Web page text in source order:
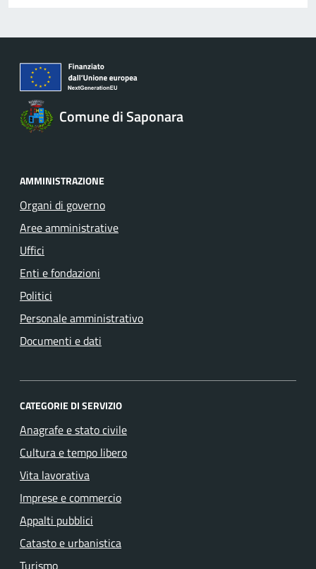
Comune di Saponara
AMMINISTRAZIONE
Organi di governo
Aree amministrative
Uffici
Enti e fondazioni
Politici
Personale amministrativo
Documenti e dati
CATEGORIE DI SERVIZIO
Anagrafe e stato civile
Cultura e tempo libero
Vita lavorativa
Imprese e commercio
Appalti pubblici
Catasto e urbanistica